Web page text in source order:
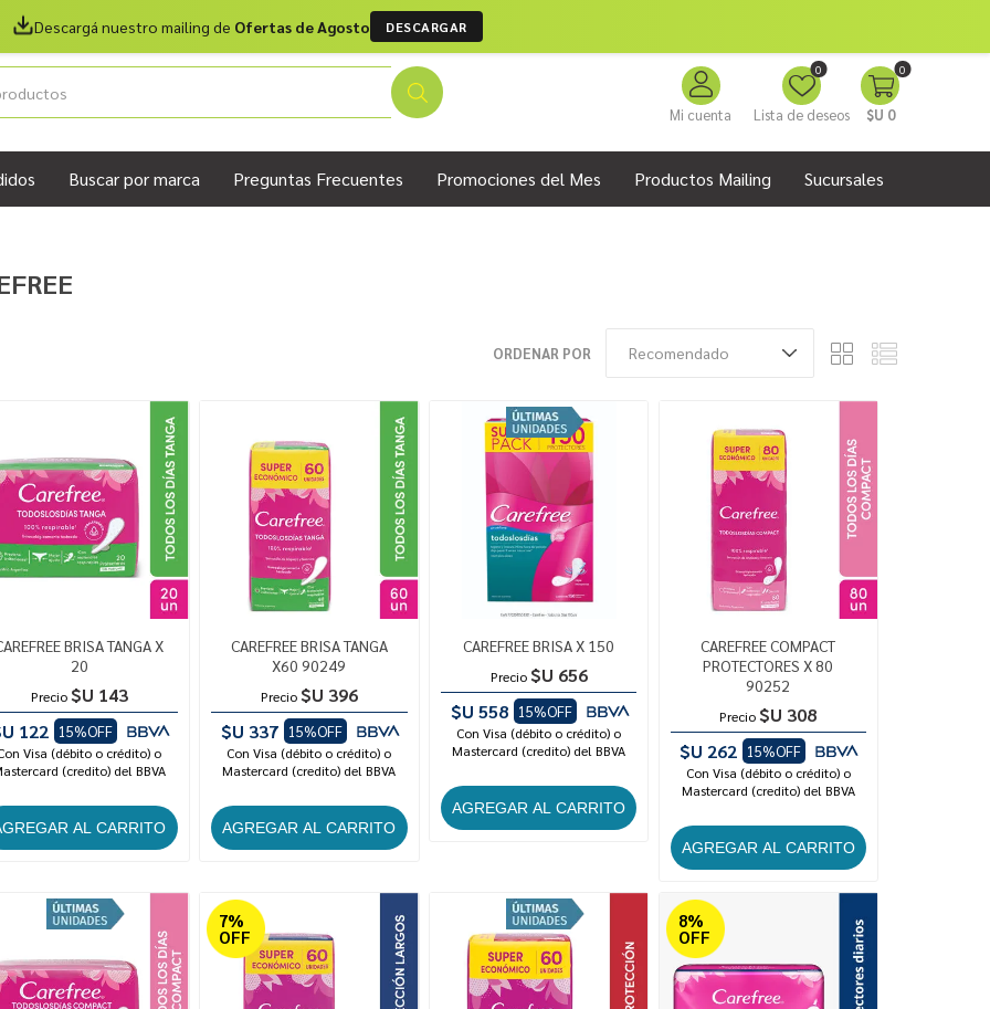
Descargá nuestro mailing de Ofertas de Agosto DESCARGAR
Mi cuenta Lista de deseos
0 0
$U 0
Buscar por marca Preguntas Frecuentes Promociones del Mes Productos Mailing Sucursales
ORDENAR POR
BRISA TANGA X
20
Precio $U 143
122
15%OFF
Visa (débito o crédito) o
(credito) del BBVA
CAREFREE BRISA TANGA
X60 90249
Precio $U 396
$U 337
15%OFF
Con Visa (débito o crédito) o
Mastercard (credito) del BBVA
CAREFREE BRISA X 150
Precio $U 656
$U 558
15%OFF
Con Visa (débito o crédito) o
Mastercard (credito) del BBVA
CAREFREE COMPACT
PROTECTORES X 80
90252
Precio $U 308
$U 262 15%OFF
Con Visa (débito o crédito) o
Mastercard (credito) del BBVA
7%
OFF
8%
OFF